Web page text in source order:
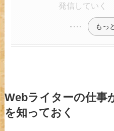
発信していく
もっ
Webライターの仕事
を知っておく